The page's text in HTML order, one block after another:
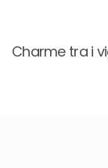
Charme tra i